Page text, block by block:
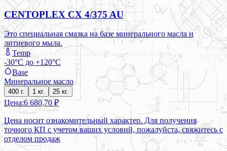
CENTOPLEX CX 4/375 AU
Это специальная смазка на базе минерального масла и
литиевого мыла.
Temp
-30°C до +120°C
Base
Минеральное масло
400 г. 1 кг. 25 кг.
Цена:6 680,70 ₽
Цена носит ознакомительный характер. Для получения
точного КП с учетом ваших условий, пожалуйста, свяжитесь с
отделом продаж